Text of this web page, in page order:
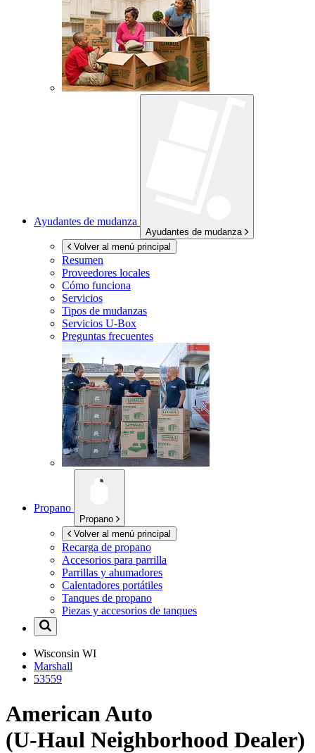
Ayudantes de mudanza
Ayudantes de mudanza
Volver al menú principal
Resumen
Proveedores locales
Cómo funciona
Servicios
Tipos de mudanzas
Servicios U-Box
Preguntas frecuentes
Propano
Propano
Volver al menú principal
Recarga de propano
Accesorios para parrilla
Parrillas y ahumadores
Calentadores portátiles
Tanques de propano
Piezas y accesorios de tanques
Wisconsin WI
Marshall
53559
American Auto
(U-Haul Neighborhood Dealer)